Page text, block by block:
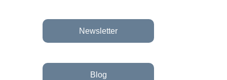
Newsletter
Blog